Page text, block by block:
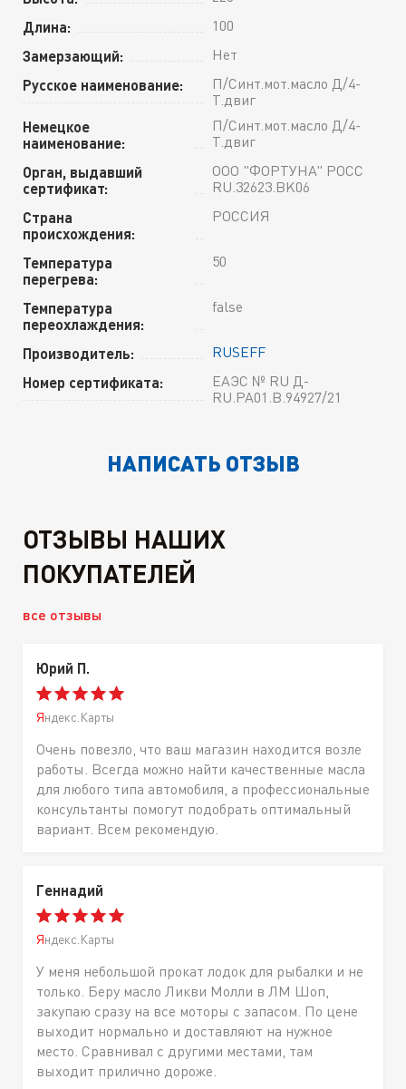
Длина: 100
Замерзающий: Нет
Русское наименование:
П/Синт.мот.масло Д/4-
Т.двиг
Немецкое
наименование:
П/Синт.мот.масло Д/4-
Т.двиг
Орган, выдавший
сертификат:
ООО "ФОРТУНА" РОСС
RU.32623.BK06
Страна
происхождения:
РОССИЯ
Температура
перегрева:
50
Температура
переохлаждения:
false
Производитель: RUSEFF
Номер сертификата:
ЕАЭС № RU Д-
RU.PA01.B.94927/21
НАПИСАТЬ ОТЗЫВ
ОТЗЫВЫ НАШИХ
ПОКУПАТЕЛЕЙ
все отзывы
Юрий П.
Яндекс.Карты
Очень повезло, что ваш магазин находится возле
работы. Всегда можно найти качественные масла
для любого типа автомобиля, а профессиональные
консультанты помогут подобрать оптимальный
вариант. Всем рекомендую.
Геннадий
Яндекс.Карты
У меня небольшой прокат лодок для рыбалки и не
только. Беру масло Ликви Молли в ЛМ Шоп,
закупаю сразу на все моторы с запасом. По цене
выходит нормально и доставляют на нужное
место. Сравнивал с другими местами, там
выходит прилично дороже.